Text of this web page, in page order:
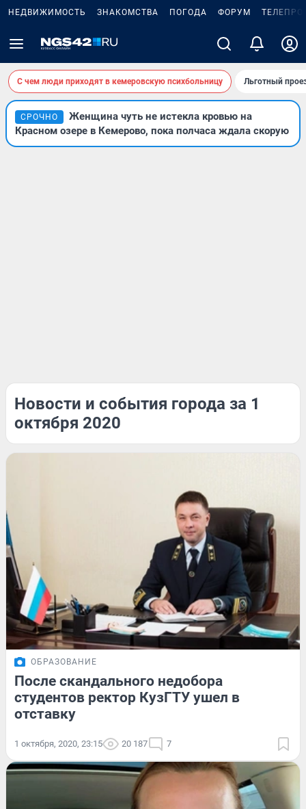
НЕДВИЖИМОСТЬ ЗНАКОМСТВА ПОГОДА ФОРУМ
С чем люди приходят в кемеровскую психбольницу Льготный
СРОЧНО
Женщина чуть не истекла кровью на
Красном озере в Кемерово, пока полчаса ждала скорую
Новости и события города за 1
октября 2020
ОБРАЗОВАНИЕ
После скандального недобора
студентов ректор КузГТУ ушел в
отставку
1 октября, 2020, 23:15 20 187 7